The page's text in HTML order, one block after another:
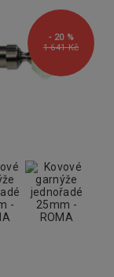
1 641 Kč
- 20 %